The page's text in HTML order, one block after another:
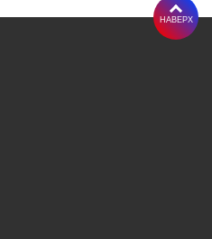
НАВЕРХ